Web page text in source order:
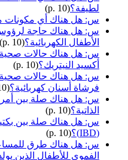
لطيفة؟(p. 10)
س: هل هناك أي مكونات
س: هل هناك حاجة
الأطفال الكهربائية؟(p. 10)
س: هل هناك حالات صحية
أكسيد النيتريك؟(p. 10)
س: هل هناك حالات صحية
فرشاة أسنان كهربائية؟(p. 10)
س: هل هناك صلة بين
الذاتية؟(p. 10)
س: هل هناك صلة بين
(IBD)؟
(p. 10)
س: هل هناك طرق
الفموي للأطفال الذين